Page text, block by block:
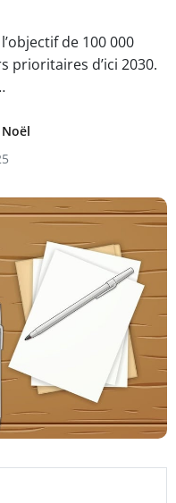
de 100 000
prioritaires d’ici 2030.